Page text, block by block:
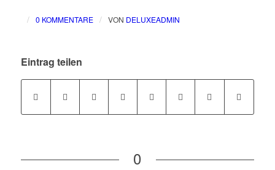
/ 0 KOMMENTARE / VON DELUXEADMIN
Eintrag teilen
0